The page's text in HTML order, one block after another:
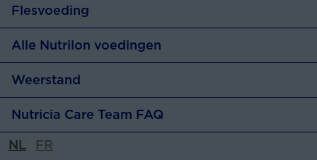
Flesvoeding
Flesvoeding
Baby weigert fles
Alle Nutrilon voedingen
Weerstand
Weerstand
Nutricia Care Team FAQ
NL FR